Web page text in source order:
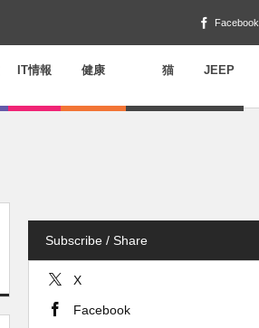
Facebook
IT情報 健康 猫 JEEP
Subscribe / Share
X
Facebook